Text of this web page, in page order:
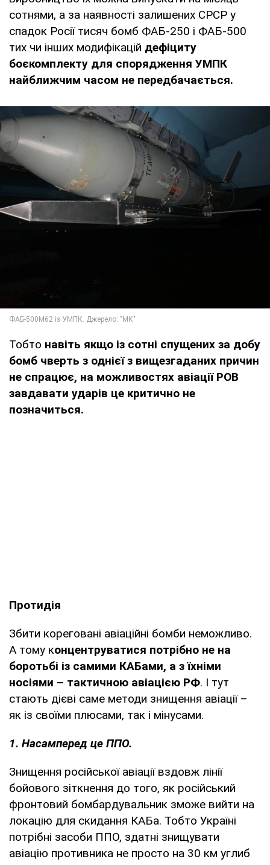
сотнями, а за наявності залишених СРСР у
спадок Росії тисяч бомб ФАБ-250 і ФАБ-500
тих чи інших модифікацій дефіциту
боєкомплекту для спорядження УМПК
найближчим часом не передбачається.
Тобто навіть якщо із сотні спущених за добу
бомб чверть з однієї з вищезгаданих причин
не спрацює, на можливостях авіації РОВ
завдавати ударів це критично не
позначиться.
Протидія
Збити кореговані авіаційні бомби неможливо.
А тому концентруватися потрібно не на
боротьбі із самими КАБами, а з їхніми
носіями – тактичною авіацією РФ. І тут
стають дієві саме методи знищення авіації –
як із своїми плюсами, так і мінусами.
1. Насамперед це ППО.
Знищення російської авіації вздовж лінії
бойового зіткнення до того, як російський
фронтовий бомбардувальник зможе вийти на
локацію для скидання КАБа. Тобто Україні
потрібні засоби ППО, здатні знищувати
авіацію противника не просто на 30 км углиб